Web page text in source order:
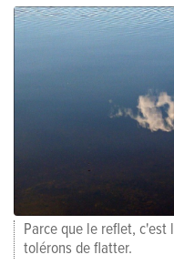
Parce que le reflet, c'est
tolérons de flatter.